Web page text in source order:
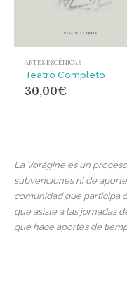
ARTES ESCÉNICAS
Teatro Completo
30,00€
La Vorágine es un
subvenciones ni de
comunidad que participa
que asiste a las jornadas
que hace aportes de